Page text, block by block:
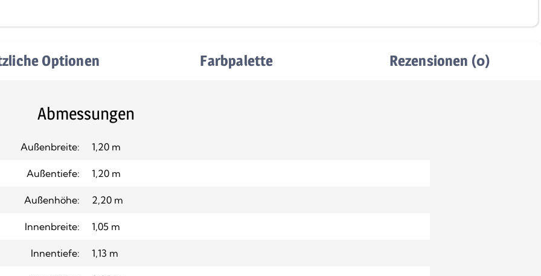
Optionen Farbpalette Rezensionen (0)
Abmessungen
Außenbreite: 1,20 m
Außentiefe: 1,20 m
Außenhöhe: 2,20 m
Innenbreite: 1,05 m
Innentiefe: 1,13 m